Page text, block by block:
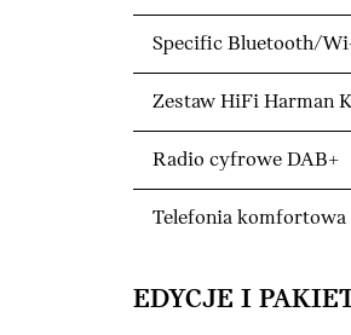
Specific Bluetooth/
Zestaw HiFi Harman
Radio cyfrowe DAB+
Telefonia komfortowa
EDYCJE I